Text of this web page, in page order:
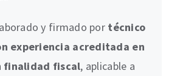
y firmado por técnico
experiencia acreditada en
finalidad fiscal, aplicable a